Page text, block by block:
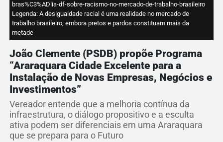
bras%C3%ADlia-df-sobre-racismo-no-mercado-de-trabalho-brasileiro
Legenda: A desigualdade racial é uma realidade no mercado de
trabalho brasileiro, embora pretos e pardos constituam mais da
metade
João Clemente (PSDB) propõe Programa
“Araraquara Cidade Excelente para a
Instalação de Novas Empresas, Negócios e
Investimentos”
Vereador entende que a melhoria contínua da
infraestrutura, o diálogo propositivo e a esculta
ativa podem ser diferenciais em uma Araraquara
que se prepara para o Futuro